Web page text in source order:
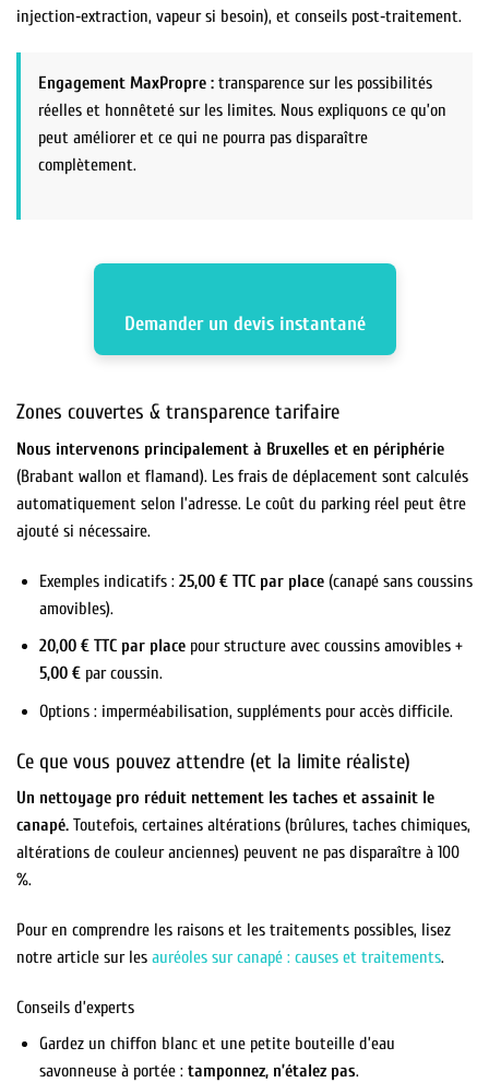
injection‑extraction, vapeur si besoin), et conseils post‑traitement.
Engagement MaxPropre : transparence sur les possibilités
réelles et honnêteté sur les limites. Nous expliquons ce qu’on
peut améliorer et ce qui ne pourra pas disparaître
complètement.
Demander un devis instantané
Zones couvertes & transparence tarifaire
Nous intervenons principalement à Bruxelles et en périphérie
(Brabant wallon et flamand). Les frais de déplacement sont calculés
automatiquement selon l’adresse. Le coût du parking réel peut être
ajouté si nécessaire.
Exemples indicatifs : 25,00 € TTC par place(canapé sans coussins
amovibles).
20,00 € TTC par placepour structure avec coussins amovibles +
5,00 €par coussin.
Options : imperméabilisation, suppléments pour accès difficile.
Ce que vous pouvez attendre (et la limite réaliste)
Un nettoyage pro réduit nettement les taches et assainit le
canapé. Toutefois, certaines altérations (brûlures, taches chimiques,
altérations de couleur anciennes) peuvent ne pas disparaître à 100
%.
Pour en comprendre les raisons et les traitements possibles, lisez
notre article sur les auréoles sur canapé : causes et traitements.
Conseils d’experts
Gardez un chiffon blanc et une petite bouteille d’eau
savonneuse à portée : tamponnez, n’étalez pas.